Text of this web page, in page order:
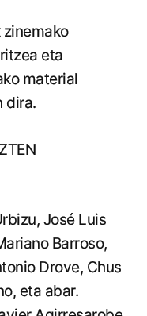
eta
material
dira.
José Luis
Barroso,
Drove, Chus
eta abar.